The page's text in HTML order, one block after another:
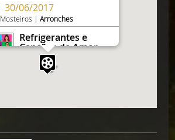
30/06/2017
Mosteiros | Arronches
Refrigerantes e
Canções de Amor
LUÍS GALVÃO TELES
Comédia